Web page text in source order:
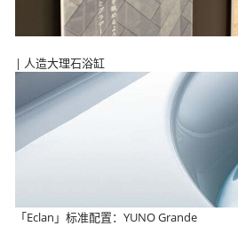
| 人造大理石浴缸
「Eclan」标准配置：YUNO Grande